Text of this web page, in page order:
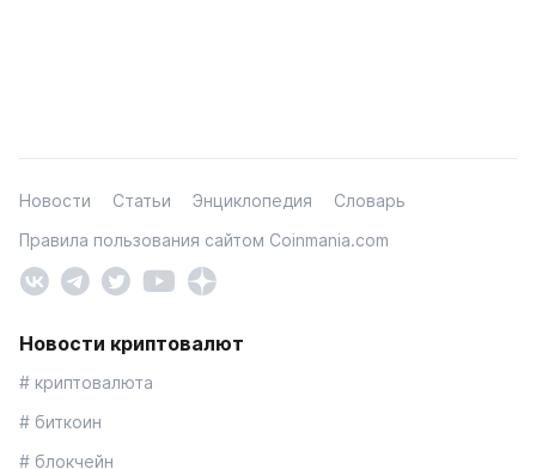
Новости Статьи Энциклопедия
Словарь
Правила пользования сайтом Coinmania.com
Новости криптовалют
# криптовалюта
# биткоин
# блокчейн